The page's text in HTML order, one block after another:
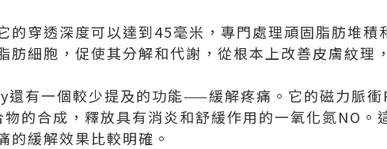
穿透深度可以達到45毫米，專門處理頑固脂肪堆積
肪細胞，促使其分解和代謝，從根本上改善皮膚紋理
一個較少提及的功能——緩解疼痛。它的磁力脈衝
的合成，釋放具有消炎和舒緩作用的一氧化氮NO。
的緩解效果比較明確。